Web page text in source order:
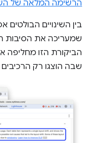
הרשימה המלאה של
בין השינויים
שמעריכה את הסיבות
שבה הוצגו רק